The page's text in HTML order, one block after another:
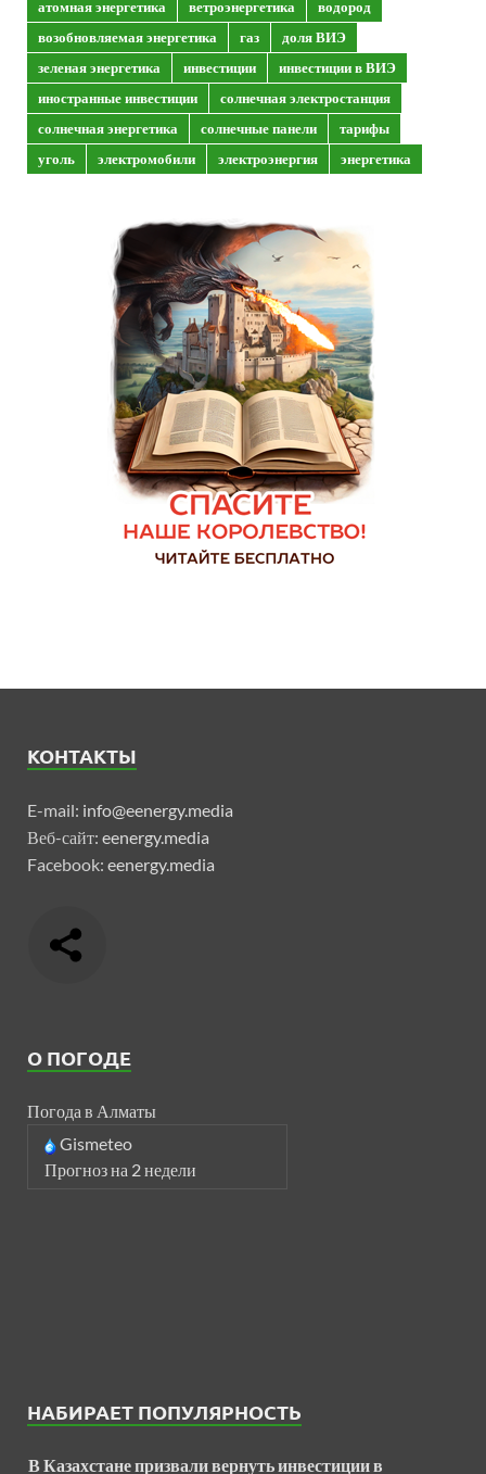
атомная энергетика
ветроэнергетика
водород
возобновляемая энергетика
газ
доля ВИЭ
зеленая энергетика
инвестиции
инвестиции в ВИЭ
иностранные инвестиции
солнечная электростанция
солнечная энергетика
солнечные панели
тарифы
уголь
электромобили электроэнергия энергетика
КОНТАКТЫ
E-mail: info@eenergy.media
Веб-сайт: eenergy.media
Facebook: eenergy.media
О ПОГОДЕ
Погода в Алматы
Gismeteo
Прогноз на 2 недели
НАБИРАЕТ ПОПУЛЯРНОСТЬ
В Казахстане призвали вернуть инвестиции в